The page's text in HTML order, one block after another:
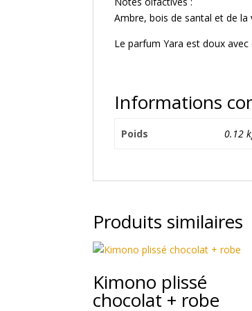
Ambre, bois de santal et de la
Le parfum Yara est doux
Informations
Poids 0.12
Produits similaires
Kimono plissé
chocolat + robe